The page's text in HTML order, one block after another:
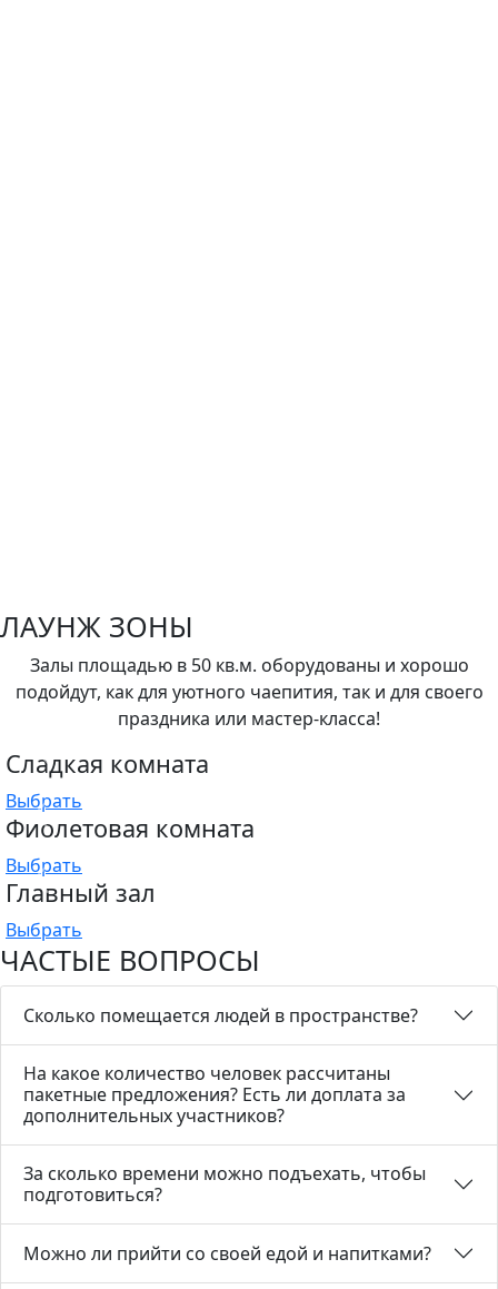
ЛАУНЖ ЗОНЫ
Залы площадью в 50 кв.м. оборудованы и хорошо
подойдут, как для уютного чаепития, так и для своего
праздника или мастер-класса!
Сладкая комната
Выбрать
Фиолетовая комната
Выбрать
Главный зал
Выбрать
ЧАСТЫЕ ВОПРОСЫ
Сколько помещается людей в пространстве?
На какое количество человек рассчитаны
пакетные предложения? Есть ли доплата за
дополнительных участников?
За сколько времени можно подъехать, чтобы
подготовиться?
Можно ли прийти со своей едой и напитками?